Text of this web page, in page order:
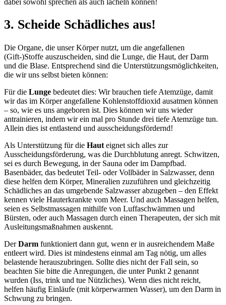
3. Scheide Schädliches aus!
Die Organe, die unser Körper nutzt, um die angefallenen
(Gift-)Stoffe auszuscheiden, sind die Lunge, die Haut, der Darm
und die Blase. Entsprechend sind die Unterstützungsmöglichkeiten,
die wir uns selbst bieten können:
Für die Lunge bedeutet dies: Wir brauchen tiefe Atemzüge, damit
wir das im Körper angefallene Kohlenstoffdioxid ausatmen können
– so, wie es uns angeboren ist. Dies können wir uns wieder
antrainieren, indem wir ein mal pro Stunde drei tiefe Atemzüge tun.
Allein dies ist entlastend und ausscheidungsfördernd!
Als Unterstützung für die Haut eignet sich alles zur
Ausscheidungsförderung, was die Durchblutung anregt. Schwitzen,
sei es durch Bewegung, in der Sauna oder im Dampfbad.
Basenbäder, das bedeutet Teil- oder Vollbäder in Salzwasser, denn
diese helfen dem Körper, Mineralien zuzuführen und gleichzeitig
Schädliches an das umgebende Salzwasser abzugeben – den Effekt
kennen viele Hauterkrankte vom Meer. Und auch Massagen helfen,
seien es Selbstmassagen mithilfe von Luffaschwämmen und
Bürsten, oder auch Massagen durch einen Therapeuten, der sich mit
Ausleitungsmaßnahmen auskennt.
DerDarm funktioniert dann gut, wenn er in ausreichendem Maße
entleert wird. Dies ist mindestens einmal am Tag nötig, um alles
belastende herauszubringen. Sollte dies nicht der Fall sein, so
beachten Sie bitte die Anregungen, die unter Punkt 2 genannt
wurden (Iss, trink und tue Nützliches). Wenn dies nicht reicht,
helfen häufig Einläufe (mit körperwarmen Wasser), um den Darm in
Schwung zu bringen.